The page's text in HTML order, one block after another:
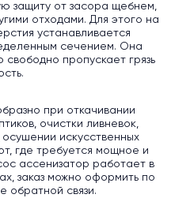
защиту от засора щебнем,
отходами. Для этого на
устанавливается
сечением. Она
пропускает грязь
при откачивании
очистки ливневок,
искусственных
где требуется мощное и
ассенизатор работает в
заказ можно оформить по
обратной связи.